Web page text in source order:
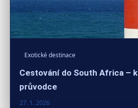
Exotické destinace
Cestování do South Africa –
průvodce
27. 1. 2026